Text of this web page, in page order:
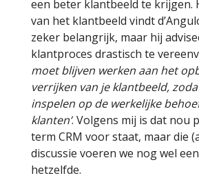
een beter klantbeeld te krijgen.
van het klantbeeld vindt
zeker belangrijk, maar hij
klantproces drastisch te
moet blijven werken aan het
verrijken van je klantbeeld,
inspelen op de werkelijke
klanten’. Volgens mij is dat nou
term CRM voor staat, maar die
discussie voeren we nog wel
hetzelfde.